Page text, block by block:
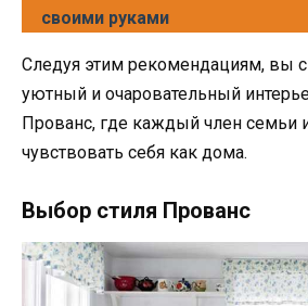
своими руками
Следуя этим рекомендациям, вы
уютный и очаровательный
Прованс, где каждый член семьи
чувствовать себя как дома.
Выбор стиля Прованс